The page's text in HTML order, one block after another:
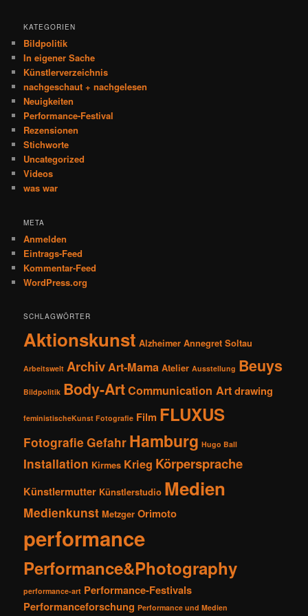
KATEGORIEN
Bildpolitik
In eigener Sache
Künstlerverzeichnis
nachgeschaut + nachgelesen
Neuigkeiten
Performance-Festival
Rezensionen
Stichworte
Uncategorized
Videos
was war
META
Anmelden
Eintrags-Feed
Kommentar-Feed
WordPress.org
SCHLAGWÖRTER
Aktionskunst Alzheimer Annegret Soltau
Arbeitswelt ArchivArt-Mama Atelier Ausstellung Beuys
Bildpolitik Body-ArtCommunication Artdrawing
feministischeKunst Fotografie Film FLUXUS
Fotografie Gefahr Hamburg Hugo Ball
Installation Kirmes Krieg Körpersprache
Künstlermutter Künstlerstudio Medien
Medienkunst Metzger Orimoto
performance
Performance&Photography
performance-art Performance-Festivals
Performanceforschung Performance und Medien